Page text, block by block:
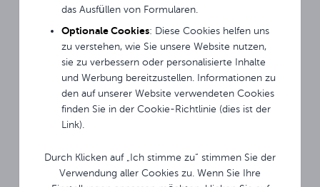
das Ausfüllen von Formularen.
Optionale Cookies: Diese Cookies helfen uns
zu verstehen, wie Sie unsere Website nutzen,
sie zu verbessern oder personalisierte Inhalte
und Werbung bereitzustellen. Informationen zu
den auf unserer Website verwendeten Cookies
finden Sie in der Cookie-Richtlinie (dies ist der
Link).
Durch Klicken auf „Ich stimme zu“ stimmen Sie der
Verwendung aller Cookies zu. Wenn Sie Ihre
Monitor-Sperrfunktionen
und überfüllte Orte
geeignet. USB Disk Lock
ermöglicht das Sperren des
Monitors und das
Entsperren nur nach dem
Anschließen eines
Schlüssels (USB-Speicher)
Entsperrdatei. Die Monitor-
Sperranwendung sichert ihn